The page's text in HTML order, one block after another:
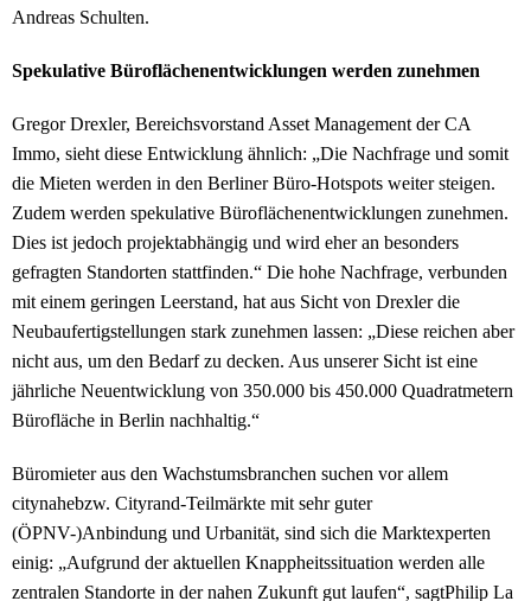
Andreas Schulten.
Spekulative Büroflächenentwicklungen werden zunehmen
Gregor Drexler, Bereichsvorstand Asset Management der CA
Immo, sieht diese Entwicklung ähnlich: „Die Nachfrage und somit
die Mieten werden in den Berliner Büro-Hotspots weiter steigen.
Zudem werden spekulative Büroflächenentwicklungen zunehmen.
Dies ist jedoch projektabhängig und wird eher an besonders
gefragten Standorten stattfinden.“ Die hohe Nachfrage, verbunden
mit einem geringen Leerstand, hat aus Sicht von Drexler die
Neubaufertigstellungen stark zunehmen lassen: „Diese reichen aber
nicht aus, um den Bedarf zu decken. Aus unserer Sicht ist eine
jährliche Neuentwicklung von 350.000 bis 450.000 Quadratmetern
Bürofläche in Berlin nachhaltig.“
Büromieter aus den Wachstumsbranchen suchen vor allem
citynahebzw. Cityrand-Teilmärkte mit sehr guter
(ÖPNV-)Anbindung und Urbanität, sind sich die Marktexperten
einig: „Aufgrund der aktuellen Knappheitssituation werden alle
zentralen Standorte in der nahen Zukunft gut laufen“, sagtPhilip La